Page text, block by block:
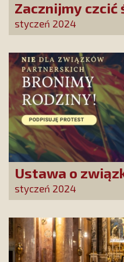
Zacznijmy czcić
Bobolę! On nas
styczeń 2024
Ustawa o
to początek
zmian. Nie
styczeń 2024